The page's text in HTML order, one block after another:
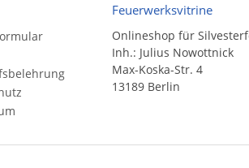
Feuerwerksvitrine
Onlineshop für
Inh.: Julius Nowottnick
Max-Koska-Str. 4
13189 Berlin